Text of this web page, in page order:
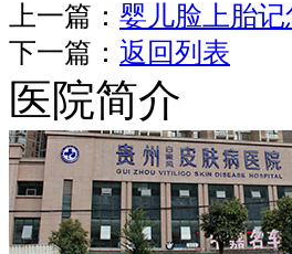
上一篇： 婴儿脸上胎
下一篇： 返回列表
医院简介